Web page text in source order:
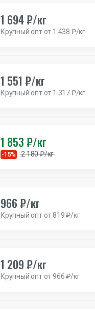
1 694 ₽/кг
Крупный опт от 1 438 ₽/кг
1 551 ₽/кг
Крупный опт от 1 317 ₽/кг
1 853 ₽/кг
-15% 2 180 ₽/кг
966 ₽/кг
Крупный опт от 819 ₽/кг
1 209 ₽/кг
Крупный опт от 966 ₽/кг